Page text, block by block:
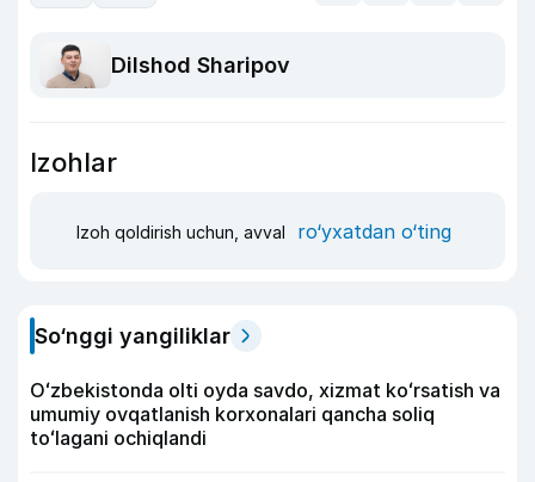
Dilshod Sharipov
Izohlar
Izoh qoldirish uchun, avval ro‘yxatdan o‘ting
So‘nggi yangiliklar
Oʻzbekistonda olti oyda savdo, xizmat koʻrsatish va
umumiy ovqatlanish korxonalari qancha soliq
toʻlagani ochiqlandi